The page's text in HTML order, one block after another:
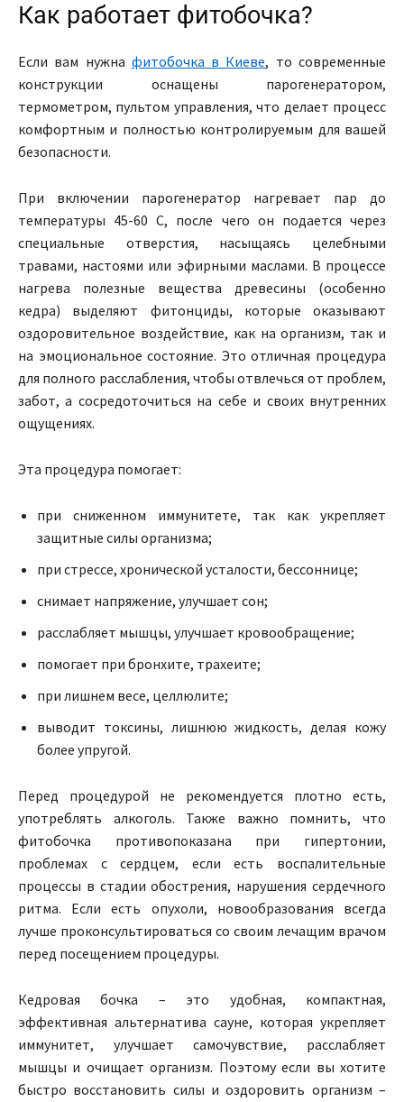
Как работает фитобочка?
Если вам нужна фитобочка в Киеве, то современные
конструкции оснащены парогенератором,
термометром, пультом управления, что делает процесс
комфортным и полностью контролируемым для вашей
безопасности.
При включении парогенератор нагревает пар до
температуры 45-60 C, после чего он подается через
специальные отверстия, насыщаясь целебными
травами, настоями или эфирными маслами. В процессе
нагрева полезные вещества древесины (особенно
кедра) выделяют фитонциды, которые оказывают
оздоровительное воздействие, как на организм, так и
на эмоциональное состояние. Это отличная процедура
для полного расслабления, чтобы отвлечься от проблем,
забот, а сосредоточиться на себе и своих внутренних
ощущениях.
Эта процедура помогает:
при сниженном иммунитете, так как укрепляет
защитные силы организма;
при стрессе, хронической усталости, бессоннице;
снимает напряжение, улучшает сон;
расслабляет мышцы, улучшает кровообращение;
помогает при бронхите, трахеите;
при лишнем весе, целлюлите;
выводит токсины, лишнюю жидкость, делая кожу
более упругой.
Перед процедурой не рекомендуется плотно есть,
употреблять алкоголь. Также важно помнить, что
фитобочка противопоказана при гипертонии,
проблемах с сердцем, если есть воспалительные
процессы в стадии обострения, нарушения сердечного
ритма. Если есть опухоли, новообразования всегда
лучше проконсультироваться со своим лечащим врачом
перед посещением процедуры.
Кедровая бочка – это удобная, компактная,
эффективная альтернатива сауне, которая укрепляет
иммунитет, улучшает самочувствие, расслабляет
мышцы и очищает организм. Поэтому если вы хотите
быстро восстановить силы и оздоровить организм –